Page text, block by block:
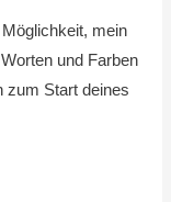
mein
und Farben
zum Start deines